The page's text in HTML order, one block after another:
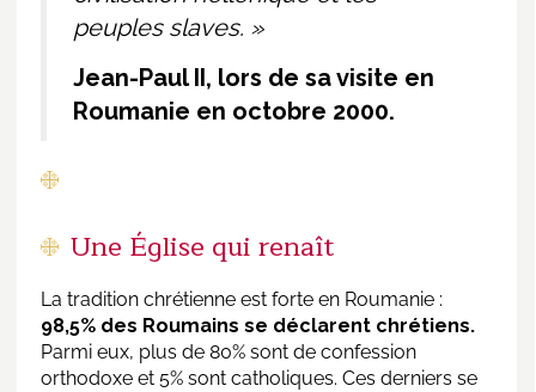
peuples slaves. »
Jean-Paul II, lors de sa visite en
Roumanie en octobre 2000.
Une Église qui renaît
La tradition chrétienne est forte en Roumanie :
98,5% des Roumains se déclarent chrétiens.
Parmi eux, plus de 80% sont de confession
orthodoxe et 5% sont catholiques. Ces derniers se